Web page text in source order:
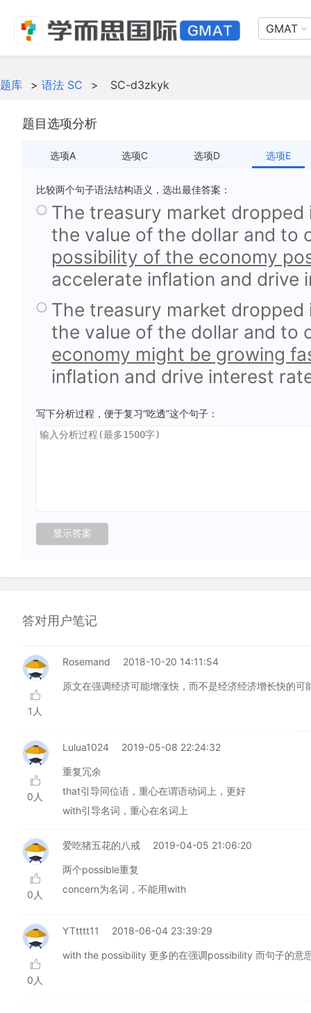
GMAT
题库 > 语法 SC > SC-d3zkyk
题目选项分析
选项A 选项C 选项D 选项E
比较两个句子语法结构语义，选出最佳答案：
The treasury market
the value of the dollar and to
possibility of the economy
accelerate inflation and drive
The treasury market
the value of the dollar and to
economy might be growing
inflation and drive interest
写下分析过程，便于复习“吃透”这个句子：
答对用户笔记
1人
Rosemand 2018-10-20 14:11:54
原文在强调经济可能增涨快，而不是经济经济增长快的可
0人
Lulua1024 2019-05-08 22:24:32
重复冗余
that引导同位语，重心在谓语动词上，更好
with引导名词，重心在名词上
0人
爱吃猪五花的八戒 2019-04-05 21:06:20
两个possible重复
concern为名词，不能用with
0人
YTtttt11 2018-06-04 23:39:29
with the possibility 更多的在强调possibility 而句子的意